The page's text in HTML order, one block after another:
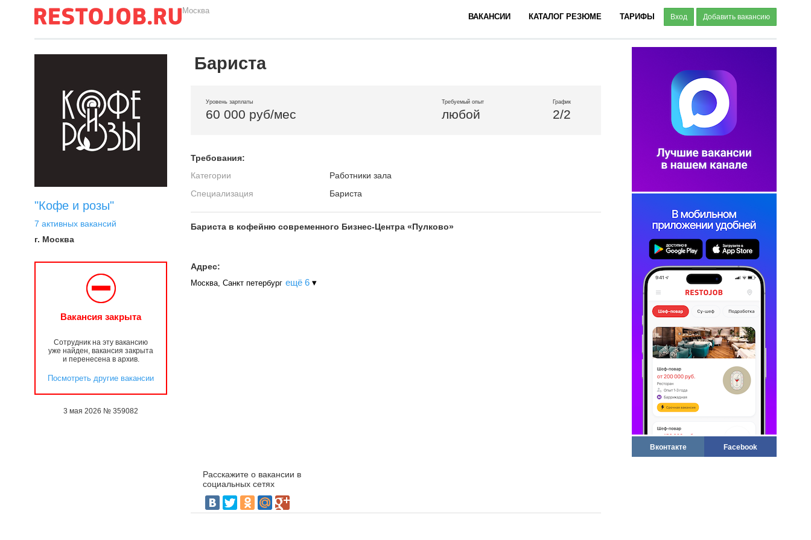
Москва
ВАКАНСИИ КАТАЛОГ РЕЗЮМЕ ТАРИФЫ Вход Добавить вакансию
Вконтакте Facebook
"Кофе и розы"
7 активных вакансий
г. Москва
Вакансия закрыта
Сотрудник на эту вакансию
уже найден, вакансия закрыта
и перенесена в архив.
Посмотреть другие вакансии
3 мая 2026 № 359082
Бариста
Уровень зарплаты
60 000 руб/мес
Требуемый опыт
любой
График
2/2
Требования:
Категории
Работники зала
Специализация
Бариста
Бариста в кофейню современного Бизнес-Центра «Пулково»
Адрес:
Москва, Санкт петербург ещё 6 ▾
Расскажите о вакансии в
социальных сетях